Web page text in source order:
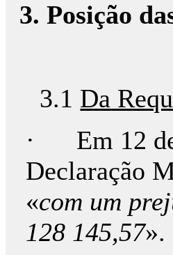
3. Posição
3.1 Da
· Em 12 de
Declaração
«com um
128 145,57».